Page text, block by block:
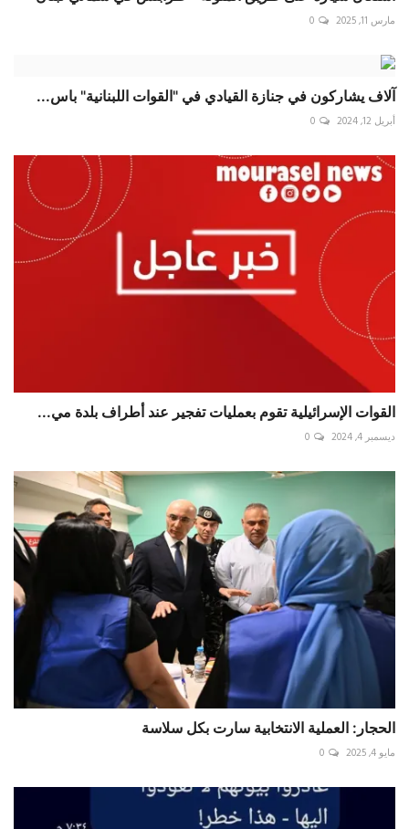
مارس 11, 2025 0
آلاف يشاركون في جنازة القيادي في "القوات اللبنانية" باس...
أبريل 12, 2024 0
القوات الإسرائيلية تقوم بعمليات تفجير عند أطراف بلدة مي...
ديسمبر 4, 2024 0
الحجار: العملية الانتخابية سارت بكل سلاسة
مايو 4, 2025 0